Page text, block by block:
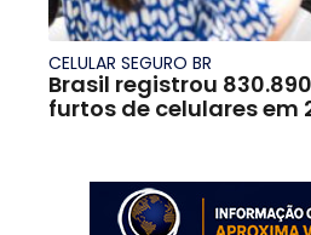
CELULAR SEGURO BR
Brasil registrou
furtos de celulares em